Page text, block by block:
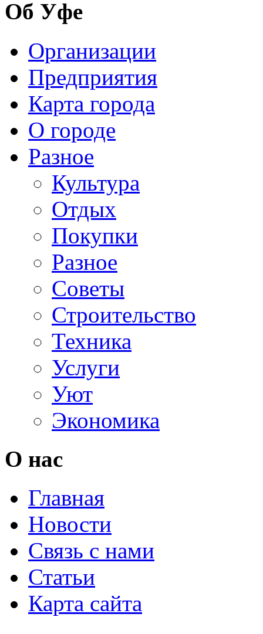
Об Уфе
Организации
Предприятия
Карта города
О городе
Разное
Культура
Отдых
Покупки
Разное
Советы
Строительство
Техника
Услуги
Уют
Экономика
О нас
Главная
Новости
Связь с нами
Статьи
Карта сайта